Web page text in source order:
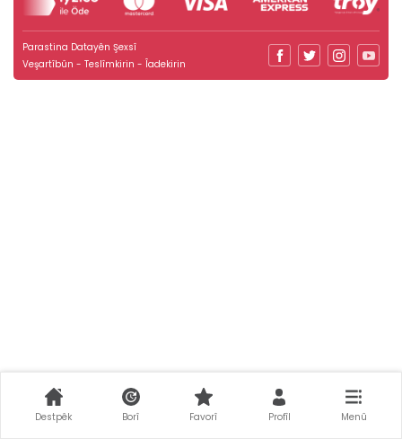
Parastina Datayên Şexsî
Veşartîbûn - Teslîmkirin - Îadekirin
Destpêk Borî Favorî Profîl Menû